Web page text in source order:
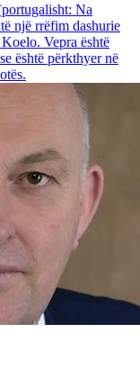
Na
një rrëfim dashurie
Vepra është
është përkthyer në